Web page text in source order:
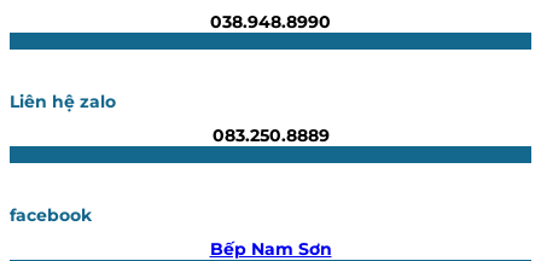
038.948.8990
Liên hệ zalo
083.250.8889
facebook
Bếp Nam Sơn